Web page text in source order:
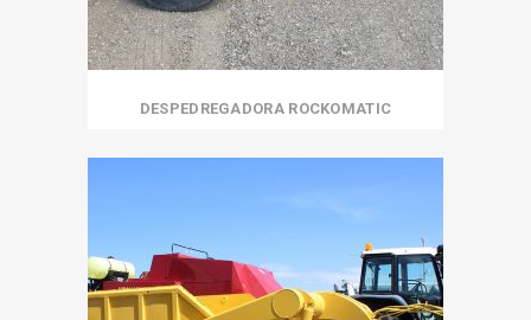
DESPEDREGADORA ROCKOMATIC